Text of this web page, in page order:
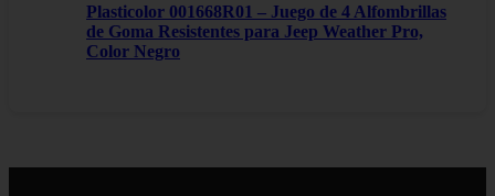
Plasticolor 001668R01 – Juego de 4 Alfombrillas
de Goma Resistentes para Jeep Weather Pro,
Color Negro